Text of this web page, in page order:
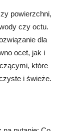
powierzchni,
czy octu.
dla
ocet, jak i
które
i świeże.